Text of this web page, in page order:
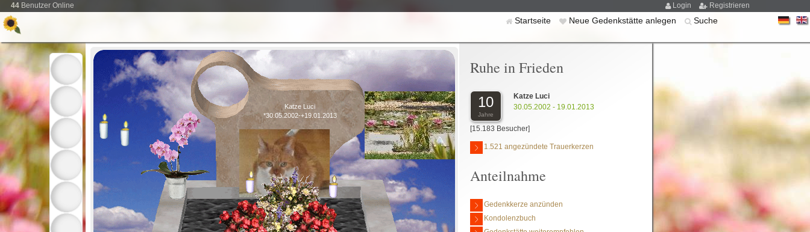
44 Benutzer Online Login Registrieren
Startseite Neue Gedenkstätte anlegen Suche
Katze Luci
*30.05.2002-+19.01.2013
Ruhe in Frieden
10
Jahre
Katze Luci
30.05.2002 - 19.01.2013
[15.183 Besucher]
1.521 angezündete Trauerkerzen
Anteilnahme
Gedenkkerze anzünden
Kondolenzbuch